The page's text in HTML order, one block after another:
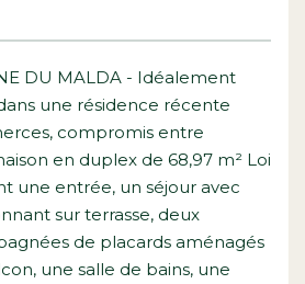
DU MALDA - Idéalement
une résidence récente
compromis entre
en duplex de 68,97 m² Loi
une entrée, un séjour avec
sur terrasse, deux
de placards aménagés
une salle de bains, une